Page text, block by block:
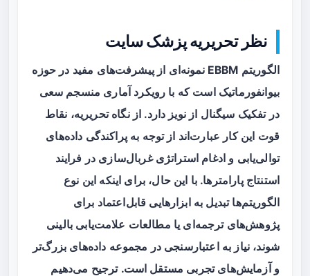
نظر تحریریه پزشک سایت
الگوریتم EBBM نمونه‌ای از پیشرفت‌های مفید در حوزه
بیوانفورماتیک است که با رویکرد آماری منسجم سعی
در تفکیک سیگنال از نویز دارد. از نگاه تحریریه، نقاط
قوت این کار عبارت‌اند از توجه به پراکندگی داده‌های
توالی‌یابی و ادغام استراتژی غربال‌سازی در فرایند
استنتاج پارامترها. با این حال، برای اینکه این نوع
الگوریتم‌ها تبدیل به ابزارهایی قابل‌اعتماد برای
پژوهش‌های ترجمه‌ای یا مطالعات علامت‌یابی بالینی
شوند، نیاز به اعتبارسنجی در مجموعه داده‌های بزرگ‌تر
و آزمایش‌های تجربی مستقل است. ترجیح می‌دهیم